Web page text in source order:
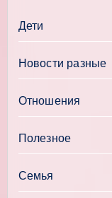
Дети
Новости разные
Отношения
Полезное
Семья